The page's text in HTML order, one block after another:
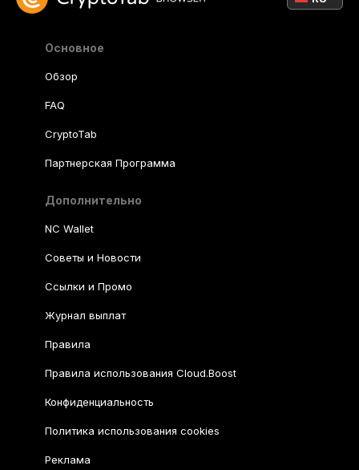
Основное
Обзор
FAQ
CryptoTab
Партнерская Программа
Дополнительно
NC Wallet
Советы и Новости
Ссылки и Промо
Журнал выплат
Правила
Правила использования Cloud.Boost
Конфиденциальность
Политика использования cookies
Реклама